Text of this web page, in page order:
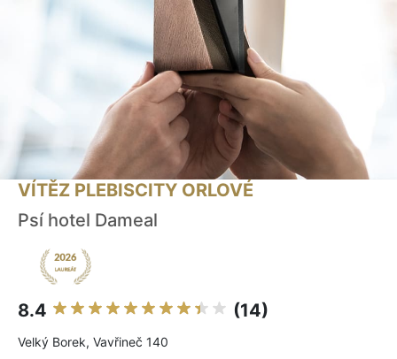
VÍTĚZ PLEBISCITY ORLOVÉ
Psí hotel Dameal
8.4 (14)
Velký Borek, Vavřineč 140